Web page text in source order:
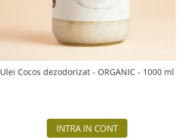
Ulei Cocos dezodorizat - ORGANIC - 1000 ml
INTRA IN CONT